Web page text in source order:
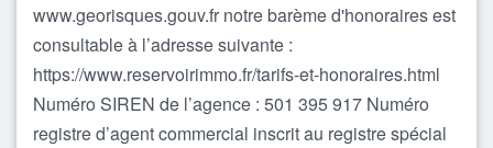
www.georisques.gouv.fr notre barème d'honoraires est
consultable à l’adresse suivante :
https://www.reservoirimmo.fr/tarifs-et-honoraires.html
Numéro SIREN de l’agence : 501 395 917 Numéro
registre d’agent commercial inscrit au registre spécial